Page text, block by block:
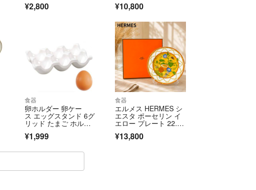
¥2,800 セット 金彩 果物柄 SU
¥10,800
食器
卵ホルダー 卵ケー
ス エッグスタンド 6グ
リッド たまご ホルダ
¥1,999
食器
エルメス HERMES シ
エスタ ポーセリン イ
エロー プレート 22.5c
¥13,800